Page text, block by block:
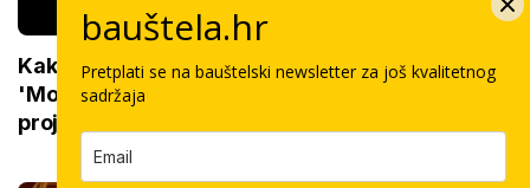
Kakva je budućnost gradilišta u Hrvatskoj?
'Možda ćemo morati uvoziti i strane
projektante'
bauštela.hr
Pretplati se na bauštelski newsletter za još kvalitetnog
sadržaja